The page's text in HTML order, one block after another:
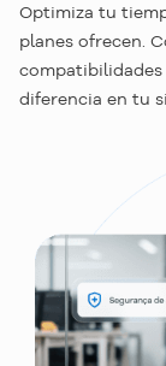
Optimiza tu
planes ofrecen.
diferencia en tu